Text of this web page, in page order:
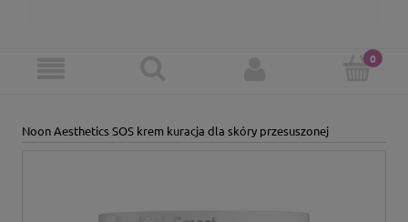
Noon Aesthetics SOS krem kuracja dla skóry przesuszonej